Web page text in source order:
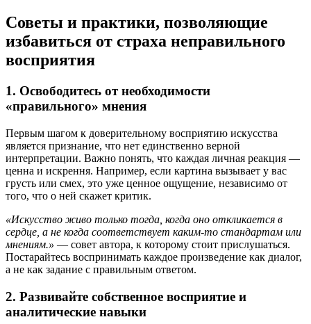
Советы и практики, позволяющие
избавиться от страха неправильного
восприятия
1. Освободитесь от необходимости
«правильного» мнения
Первым шагом к доверительному восприятию искусства
является признание, что нет единственно верной
интерпретации. Важно понять, что каждая личная реакция —
ценна и искрення. Например, если картина вызывает у вас
грусть или смех, это уже ценное ощущение, независимо от
того, что о ней скажет критик.
«Искусство живо только тогда, когда оно откликается в
сердце, а не когда соответствует каким-то стандартам или
мнениям.» — совет автора, к которому стоит прислушаться.
Постарайтесь воспринимать каждое произведение как диалог,
а не как задание с правильным ответом.
2. Развивайте собственное восприятие и
аналитические навыки